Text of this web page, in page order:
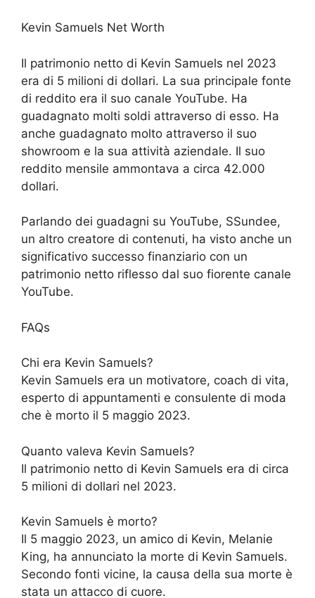
Kevin Samuels Net Worth
Il patrimonio netto di Kevin Samuels nel 2023
era di 5 milioni di dollari. La sua principale fonte
di reddito era il suo canale YouTube. Ha
guadagnato molti soldi attraverso di esso. Ha
anche guadagnato molto attraverso il suo
showroom e la sua attività aziendale. Il suo
reddito mensile ammontava a circa 42.000
dollari.
Parlando dei guadagni su YouTube, SSundee,
un altro creatore di contenuti, ha visto anche un
significativo successo finanziario con un
patrimonio netto riflesso dal suo fiorente canale
YouTube.
FAQs
Chi era Kevin Samuels?
Kevin Samuels era un motivatore, coach di vita,
esperto di appuntamenti e consulente di moda
che è morto il 5 maggio 2023.
Quanto valeva Kevin Samuels?
Il patrimonio netto di Kevin Samuels era di circa
5 milioni di dollari nel 2023.
Kevin Samuels è morto?
Il 5 maggio 2023, un amico di Kevin, Melanie
King, ha annunciato la morte di Kevin Samuels.
Secondo fonti vicine, la causa della sua morte è
stata un attacco di cuore.